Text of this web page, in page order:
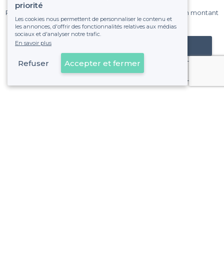
Pas de commissions et sans engagement, vous payez un montant
fixe sans risque de voir déraper la facture.
Référencer mon établissement
Déjà client
priorité
Les cookies nous permettent de personnaliser le contenu et
les annonces, d'offrir des fonctionnalités relatives aux médias
sociaux et d'analyser notre trafic.
En savoir plus
Refuser Accepter et fermer